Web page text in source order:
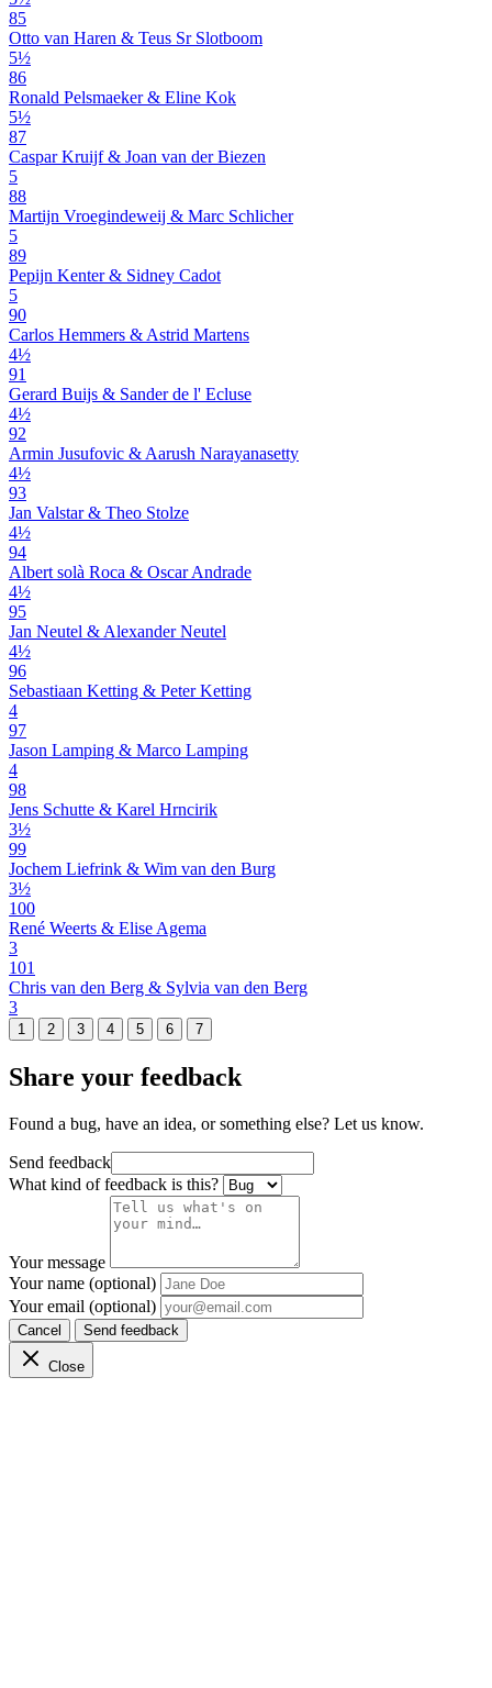
85
Otto van Haren & Teus Sr Slotboom
5½
86
Ronald Pelsmaeker & Eline Kok
5½
87
Caspar Kruijf & Joan van der Biezen
5
88
Martijn Vroegindeweij & Marc Schlicher
5
89
Pepijn Kenter & Sidney Cadot
5
90
Carlos Hemmers & Astrid Martens
4½
91
Gerard Buijs & Sander de l' Ecluse
4½
92
Armin Jusufovic & Aarush Narayanasetty
4½
93
Jan Valstar & Theo Stolze
4½
94
Albert solà Roca & Oscar Andrade
4½
95
Jan Neutel & Alexander Neutel
4½
96
Sebastiaan Ketting & Peter Ketting
4
97
Jason Lamping & Marco Lamping
4
98
Jens Schutte & Karel Hrncirik
3½
99
Jochem Liefrink & Wim van den Burg
3½
100
René Weerts & Elise Agema
3
101
Chris van den Berg & Sylvia van den Berg
3
1 2 3 4 5 6 7
Share your feedback
Found a bug, have an idea, or something else? Let us know.
Send feedback
What kind of feedback is this?
Your message
Your name (optional)
Your email (optional)
Cancel Send feedback
Close